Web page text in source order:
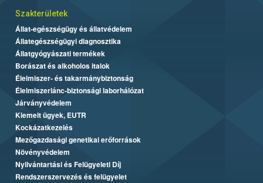
Szakterületek
Állat-egészségügy és állatvédelem
Állategészségügyi diagnosztika
Állatgyógyászati termékek
Borászat és alkoholos italok
Élelmiszer- és takarmánybiztonság
Élelmiszerlánc-biztonsági laborhálózat
Járványvédelem
Kiemelt ügyek, EUTR
Kockázatkezelés
Mezőgazdasági genetikai erőforrások
Növényvédelem
Nyilvántartási és Felügyeleti Díj
Rendszerszervezés és felügyelet